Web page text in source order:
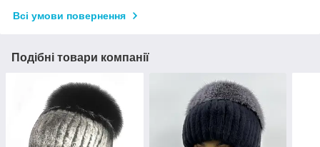
Всі умови повернення
Подібні товари компанії